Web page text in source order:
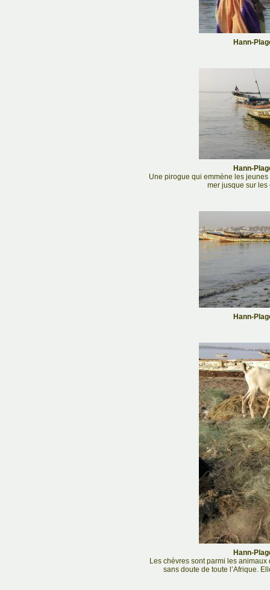
Hann-
Hann-
Une pirogue qui emmène les
mer jusque sur
Hann-
Hann-
Les chèvres sont parmi les
sans doute de toute l’Afrique.